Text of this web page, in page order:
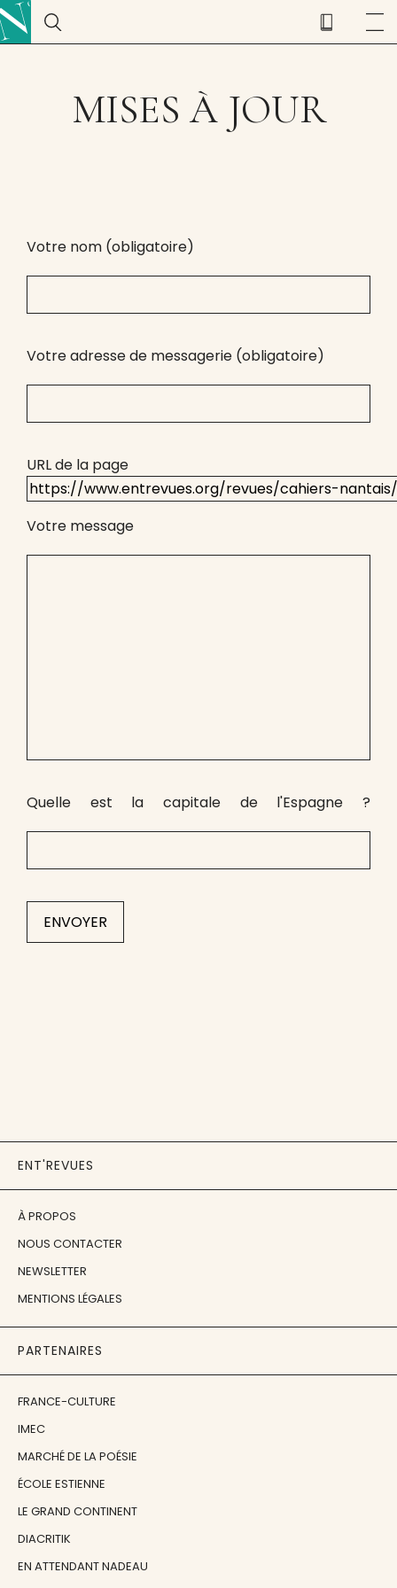
MISES À JOUR
Votre nom (obligatoire)
Votre adresse de messagerie (obligatoire)
URL de la page
Votre message
Quelle est la capitale de l'Espagne ?
ENT'REVUES
À PROPOS
NOUS CONTACTER
NEWSLETTER
MENTIONS LÉGALES
PARTENAIRES
FRANCE-CULTURE
IMEC
MARCHÉ DE LA POÉSIE
ÉCOLE ESTIENNE
LE GRAND CONTINENT
DIACRITIK
EN ATTENDANT NADEAU